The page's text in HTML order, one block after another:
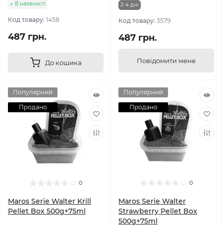
В наявності
Код товару: 1458
487 грн.
До кошика
2-4 днi
Код товару: 3579
487 грн.
Повідомити мене
Популярний
Продано
0
Maros Serie Walter Krill
Pellet Box 500g+75ml
Популярний
Продано
0
Maros Serie Walter
Strawberry Pellet Box
500g+75ml